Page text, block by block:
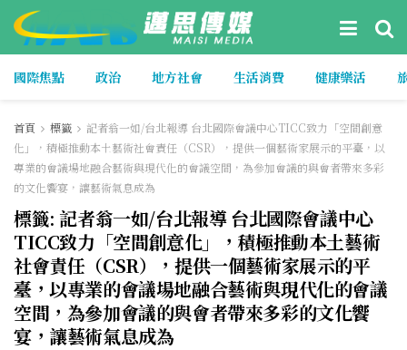
國際焦點 政治 地方社會 生活消費 健康樂活
首頁 標籤
記者翁一如/台北報導 台北國際會議中心TICC致力「空間創意
化」，積極推動本土藝術社會責任（CSR），提供一個藝術家展示的平臺，以
專業的會議場地融合藝術與現代化的會議空間，為參加會議的與會者帶來多彩
的文化饗宴，讓藝術氣息成為
標籤: 記者翁一如/台北報導 台北國際會議中心
TICC致力「空間創意化」，積極推動本土藝術
社會責任（CSR），提供一個藝術家展示的平
臺，以專業的會議場地融合藝術與現代化的會議
空間，為參加會議的與會者帶來多彩的文化饗
宴，讓藝術氣息成為